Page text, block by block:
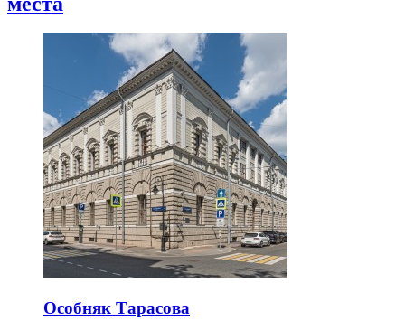
Особняк Тарасова